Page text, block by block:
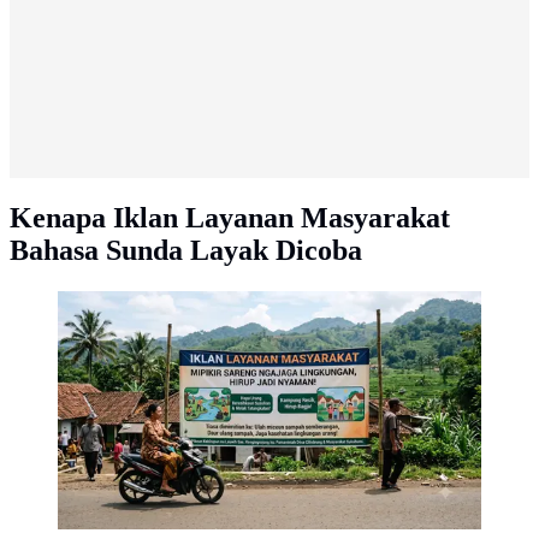
Kenapa Iklan Layanan Masyarakat
Bahasa Sunda Layak Dicoba
Contoh Iklan Layanan Masyarakat Bahasa Sunda/AI
Generated